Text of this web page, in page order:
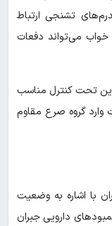
تشنجی ارتباط
خواب می‌تواند دفعات
تحت کنترل مناسب
وارد گروه صرع مقاوم
با اشاره به وضعیت
دارویی جبران